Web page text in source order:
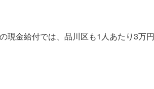
現金給付では、品川区も1人あたり3万